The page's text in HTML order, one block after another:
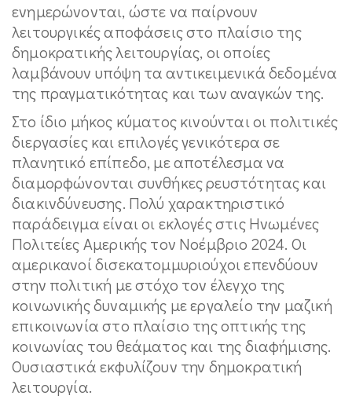
ενημερώνονται, ώστε να παίρνουν
λειτουργικές αποφάσεις στο πλαίσιο της
δημοκρατικής λειτουργίας, οι οποίες
λαμβάνουν υπόψη τα αντικειμενικά δεδομένα
της πραγματικότητας και των αναγκών της.
Στο ίδιο μήκος κύματος κινούνται οι πολιτικές
διεργασίες και επιλογές γενικότερα σε
πλανητικό επίπεδο, με αποτέλεσμα να
διαμορφώνονται συνθήκες ρευστότητας και
διακινδύνευσης. Πολύ χαρακτηριστικό
παράδειγμα είναι οι εκλογές στις Ηνωμένες
Πολιτείες Αμερικής τον Νοέμβριο 2024. Οι
αμερικανοί δισεκατομμυριούχοι επενδύουν
στην πολιτική με στόχο τον έλεγχο της
κοινωνικής δυναμικής με εργαλείο την μαζική
επικοινωνία στο πλαίσιο της οπτικής της
κοινωνίας του θεάματος και της διαφήμισης.
Ουσιαστικά εκφυλίζουν την δημοκρατική
λειτουργία.